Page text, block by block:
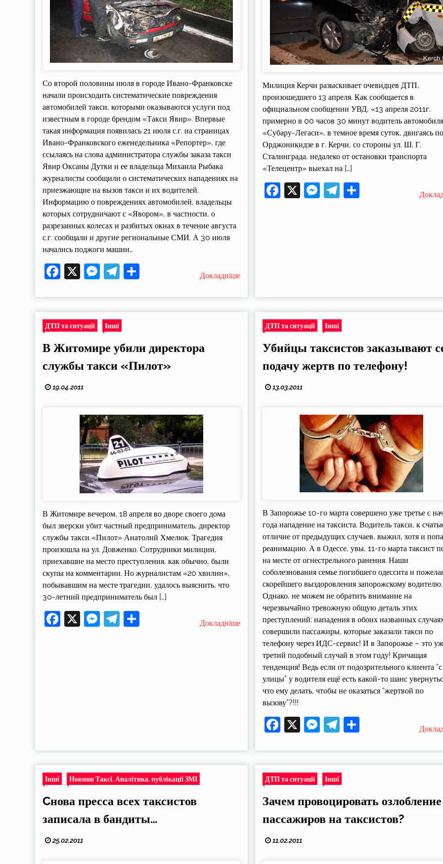
Со второй половины июля в городе Ивано-Франковске
начали происходить систематические повреждения
автомобилей такси, которыми оказываются услуги под
известным в городе брендом «Такси Явир». Впервые
такая информация появилась 21 июля с.г. на страницах
Ивано-Франковского еженедельника «Репортер», где
ссылаясь на слова администратора службы заказа такси
Явир Оксаны Дутки и ее владельца Михаила Рыбака
журналисты сообщили о систематических нападениях на
приезжающие на вызов такси и их водителей.
Информацию о повреждениях автомобилей, владельцы
которых сотрудничают с «Явором», в частности, о
разрезанных колесах и разбитых окнах в течение августа
с.г. сообщали и другие региональные СМИ. А 30 июля
начались поджоги машин…
Facebook
X Messenger
Telegram
ПоділитисяДокладніше
Милиция Керчи разыскивает очевидцев ДТП,
произошедшего 13 апреля. Как сообщается в
официальном сообщении УВД, «13 апреля 2011г.
примерно в 00 часов 30 минут водитель автомобиля
«Субару-Легаси», в темное время суток, двигаясь
Орджоникидзе в г. Керчи, со стороны ул. Ш. Г.
Сталинграда, недалеко от остановки транспорта
«Телецентр» выехал на […]
Facebook
X Messenger
Telegram
Поділитися
ДТП та ситуації Інші
В Житомире убили директора
службы такси «Пилот»
19.04.2011
В Житомире вечером, 18 апреля во дворе своего дома
был зверски убит частный предприниматель, директор
службы такси «Пилот» Анатолий Хмелюк. Трагедия
произошла на ул. Довженко. Сотрудники милиции,
приехавшие на место преступления, как обычно, были
скупы на комментарии. Но журналистам «20 хвилин»,
побывавшим на месте трагедии, удалось выяснить, что
30-летний предприниматель был […]
Facebook
X Messenger
Telegram
ПоділитисяДокладніше
ДТП та ситуації Інші
Убийцы таксистов заказывают
подачу жертв по телефону!
13.03.2011
В Запорожье 10-го марта совершено уже третье с
года нападение на таксиста. Водитель такси, к
отличие от предыдущих случаев, выжил, хотя и
реанимацию. А в Одессе, увы, 11-го марта таксист
на месте от огнестрельного ранения. Наши
соболезнования семье погибшего одессита и
скорейшего выздоровления запорожскому водителю.
Однако, не можем не обратить внимание на
черезвычайно тревожную общую деталь этих
преступлений: нападения в обоих названных
совершили пассажиры, которые заказали такси по
телефону через ИДС-сервис! И в Запорожье – это
третий подобный случай в этом году! Кричащая
тенденция! Ведь если от подозрительного клиента “с
улицы” у водителя ещё есть какой-то шанс
что ему делать, чтобы не оказаться “жертвой по
вызову”?!!!
Facebook
X Messenger
Telegram
Поділитися
Інші Новини Таксі, Аналітика, публікації ЗМІ
Cнова пресса всех таксистов
записала в бандиты…
25.02.2011
ДТП та ситуації Інші
Зачем провоцировать озлобление
пассажиров на таксистов?
11.02.2011